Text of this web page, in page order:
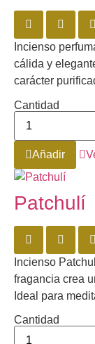
Incienso
cálida y
carácter
Cantidad
Añadir
Patchulí
Incienso
fragancia crea
Ideal para
Cantidad